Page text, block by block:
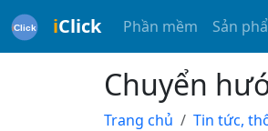
iClick Phần mềm Sản
Chuyển
Trang chủ Tin tức,